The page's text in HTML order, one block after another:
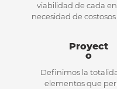
viabilidad de cada
necesidad de
Proyect
o
Definimos la
elementos que